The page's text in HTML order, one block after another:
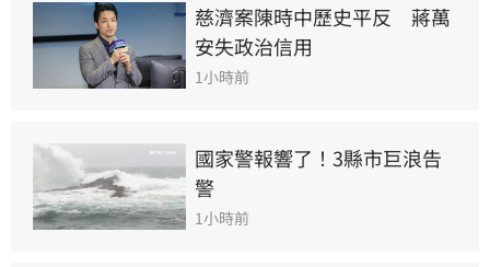
慈濟案陳時中歷史平反　蔣萬
安失政治信用
1小時前
國家警報響了！3縣市巨浪告
警
1小時前